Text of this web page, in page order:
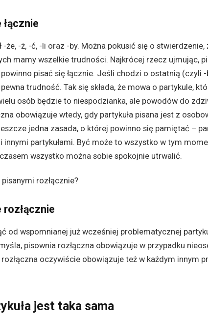
-że, -ż, -ć, -li oraz -by. Można pokusić się o
mamy wszelkie trudności. Najkrócej rzecz ujmując,
pisać się łącznie. Jeśli chodzi o ostatnią (czyli
trudność. Tak się składa, że mowa o partykule,
osób będzie to niespodzianka, ale powodów do
obowiązuje wtedy, gdy partykuła pisana jest z
jedna zasada, o której powinno się pamiętać –
innymi partykułami. Być może to wszystko w tym
wszystko można sobie spokojnie utrwalić.
rozłącznie?
rozłącznie
od wspomnianej już wcześniej problematycznej
pisownia rozłączna obowiązuje w przypadku
oczywiście obowiązuje też w każdym innym
jest taka sama